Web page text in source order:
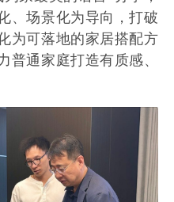
、场景化为导向，打破
为可落地的家居搭配方
普通家庭打造有质感、